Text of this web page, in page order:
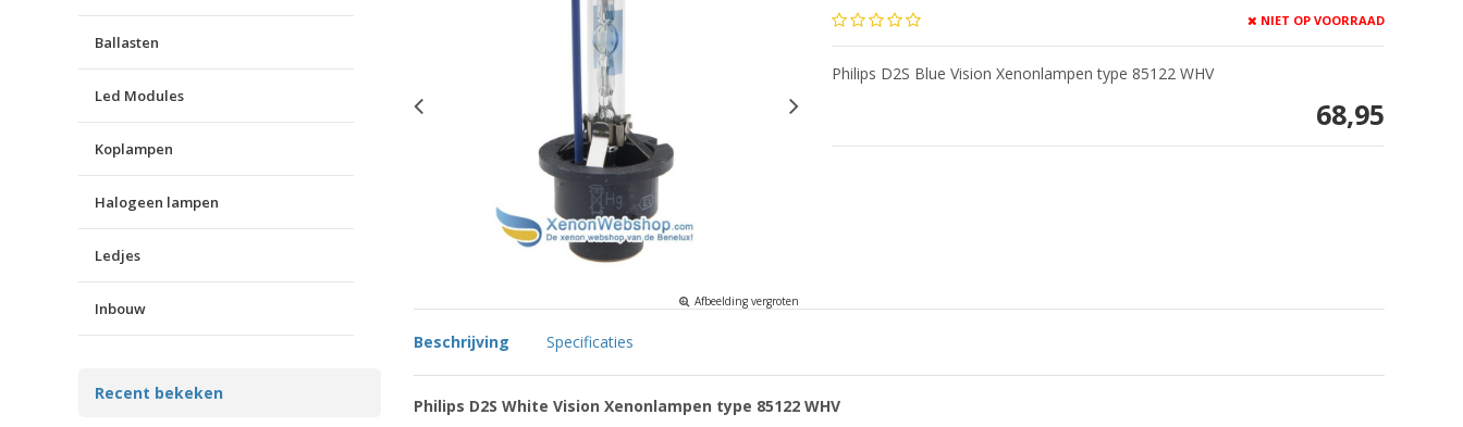
Ballasten
Led Modules
Koplampen
Halogeen lampen
Ledjes
Inbouw
Recent bekeken
Afbeelding vergroten
NIET OP VOORRAAD
Philips D2S Blue Vision Xenonlampen type 85122 WHV
68,95
Beschrijving Specificaties
Philips D2S White Vision Xenonlampen type 85122 WHV